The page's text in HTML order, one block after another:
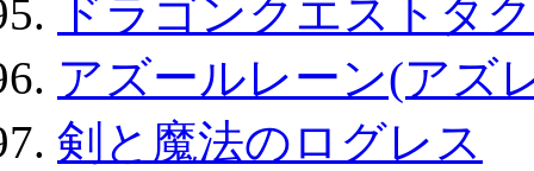
ドラゴンクエストタ
アズールレーン(アズ
剣と魔法のログレス